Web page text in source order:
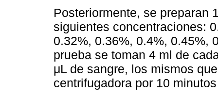
Posteriormente, se preparan
siguientes concentraciones:
0.32%, 0.36%, 0.4%, 0.45%,
prueba se toman 4 ml de
μL de sangre, los mismos
centrifugadora por 10